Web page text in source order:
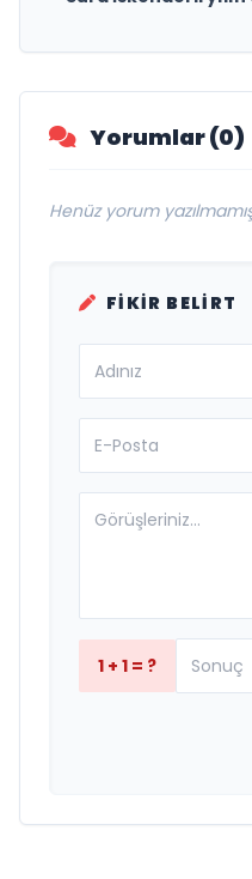
Yorumlar (0)
Henüz yorum
FIKIR BELIRT
1 + 1 = ?